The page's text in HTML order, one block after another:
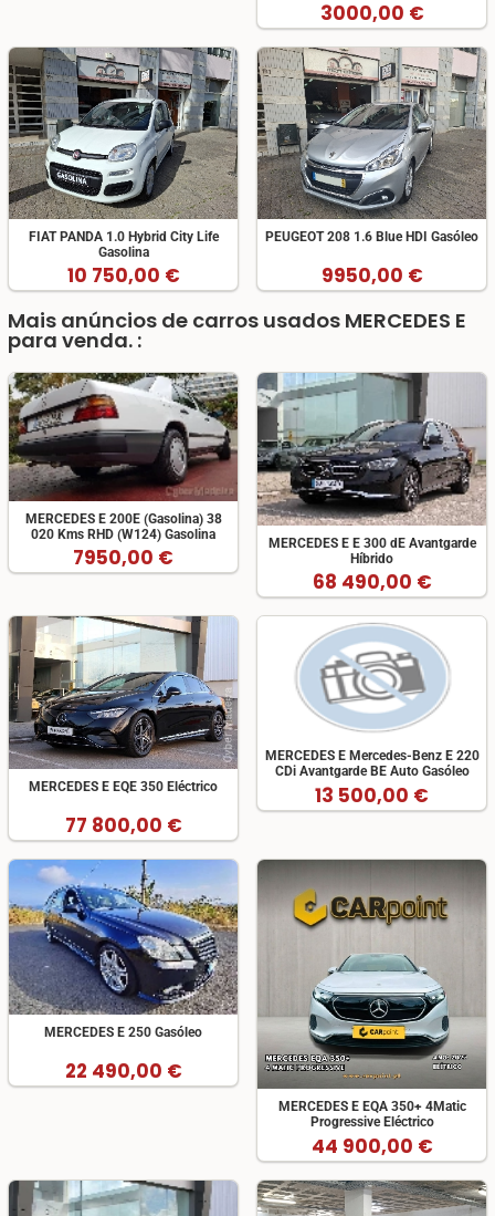
3000,00 €
FIAT PANDA 1.0 Hybrid City Life
Gasolina
10 750,00 €
PEUGEOT 208 1.6 Blue HDI Gasóleo
9950,00 €
Mais anúncios de carros usados MERCEDES E
para venda. :
MERCEDES E 200E (Gasolina) 38
020 Kms RHD (W124) Gasolina
7950,00 €
MERCEDES E E 300 dE Avantgarde
Híbrido
68 490,00 €
MERCEDES E EQE 350 Eléctrico
77 800,00 €
MERCEDES E Mercedes-Benz E 220
CDi Avantgarde BE Auto Gasóleo
13 500,00 €
MERCEDES E 250 Gasóleo
22 490,00 €
MERCEDES E EQA 350+ 4Matic
Progressive Eléctrico
44 900,00 €